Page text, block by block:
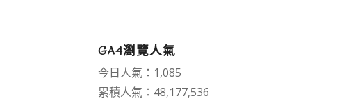
GA4瀏覽人氣
今日人氣：1,085
累積人氣：48,177,536